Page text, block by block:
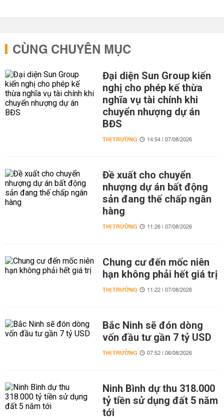
CÙNG CHUYÊN MỤC
Đại diện Sun Group kiến
nghị cho phép kế thừa
nghĩa vụ tài chính khi
chuyển nhượng dự án
BĐS
THỊ TRƯỜNG 14:54 | 07/08/2026
Đề xuất cho chuyển
nhượng dự án bất động
sản đang thế chấp ngân
hàng
THỊ TRƯỜNG 11:26 | 07/08/2026
Chung cư đến mốc niên
hạn không phải hết giá trị
THỊ TRƯỜNG 11:22 | 07/08/2026
Bắc Ninh sẽ đón dòng
vốn đầu tư gần 7 tỷ USD
THỊ TRƯỜNG 07:52 | 06/08/2026
Ninh Bình dự thu 318.000
tỷ tiền sử dụng đất 5 năm
tới